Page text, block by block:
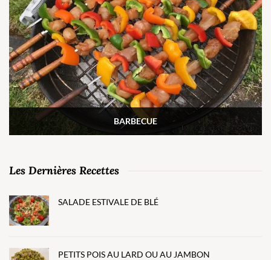
BARBECUE
Les Dernières Recettes
SALADE ESTIVALE DE BLÉ
PETITS POIS AU LARD OU AU JAMBON